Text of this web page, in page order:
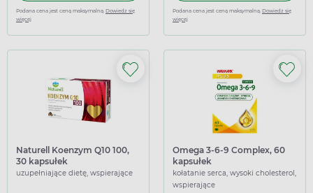
Podana cena jest ceną maksymalną. Dowiedz się
więcej
Podana cena jest ceną maksymalną. Dowiedz się
więcej
Naturell Koenzym Q10 100,
30 kapsułek
uzupełniające dietę, wspierające
Omega 3-6-9 Complex, 60
kapsułek
kołatanie serca, wysoki cholesterol,
wspierające